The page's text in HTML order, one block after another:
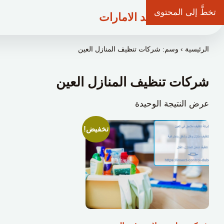
تخطَّ إلى المحتوى
شركة وعد الامارات
الرئيسية › وسم: شركات تنظيف المنازل العين
شركات تنظيف المنازل العين
عرض النتيجة الوحيدة
تخفيض!